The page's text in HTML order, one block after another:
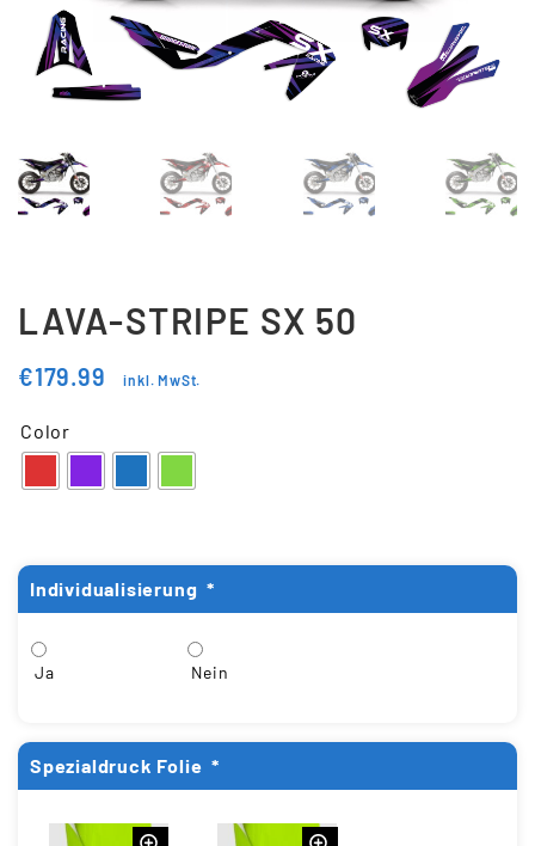
Shop
Updraft Central
Warenkorb
Widerrufsbelehrung
LAVA-STRIPE SX 50
€179.99 inkl. MwSt.
Color
Individualisierung *
Ja Nein
Spezialdruck Folie *